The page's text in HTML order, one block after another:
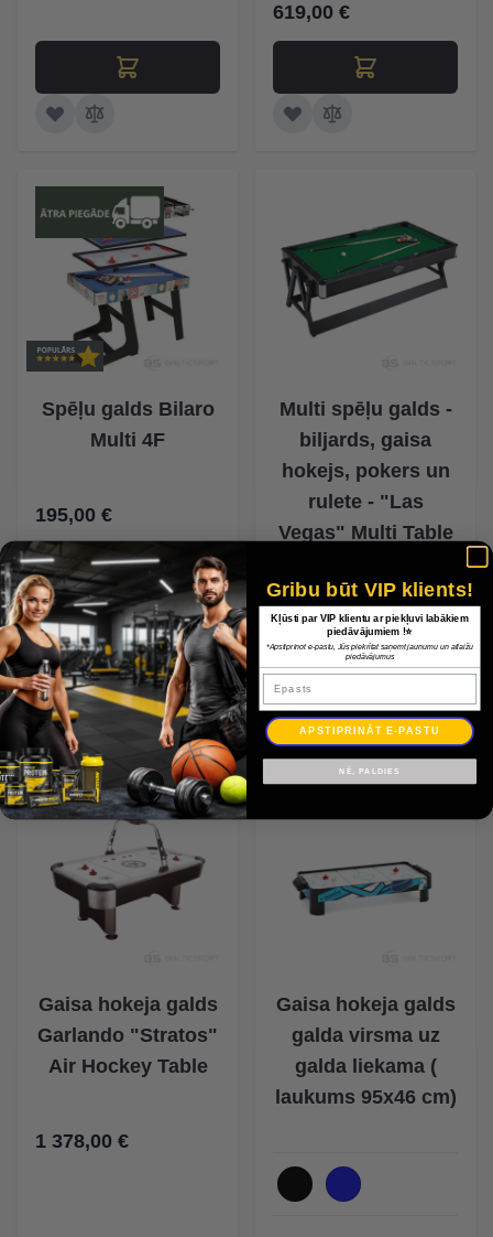
619,00 €
Spēļu galds Bilaro
Multi 4F
195,00 €
Multi spēļu galds -
biljards, gaisa
hokejs, pokers un
rulete - "Las
Vegas" Multi Table
1 299,00 €
Gaisa hokeja galds
Garlando "Stratos"
Air Hockey Table
1 378,00 €
Gaisa hokeja galds
galda virsma uz
galda liekama (
laukums 95x46 cm)
Gribu būt VIP klients!
Kļūsti par VIP klientu ar piekļuvi labākiem
piedāvājumiem !⭐
*Apstiprinot e-pastu, Jūs piekrītat saņemt jaunumu un atlaižu
piedāvājumus
Epasts
APSTIPRINĀT E-PASTU
NĒ, PALDIES